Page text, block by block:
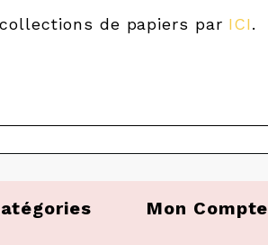
de papiers par ICI.
Mon Compte